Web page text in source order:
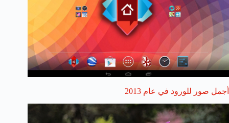
أجمل صور للورود في عام 2013